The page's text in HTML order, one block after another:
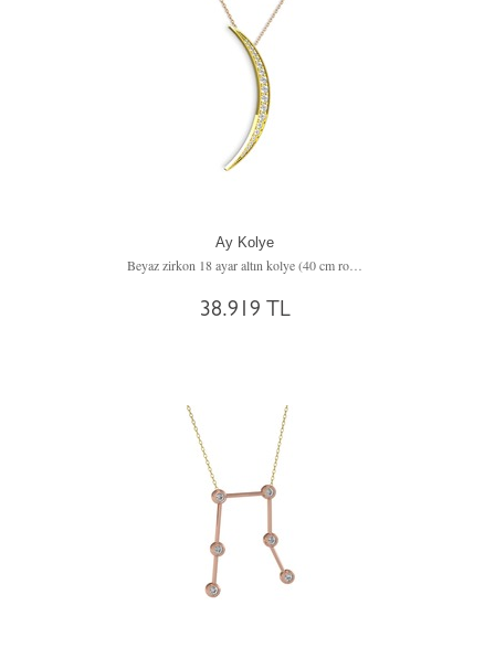
Ay Kolye
Beyaz zirkon 18 ayar altın kolye (40 cm rose altın rolo zincir)
38.919 TL